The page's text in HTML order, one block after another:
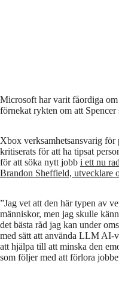
Microsoft har varit fåordiga
förnekat rykten om att
Xbox verksamhetsansvarig för
kritiserats för att ha tipsat
för att söka nytt jobb i ett nu
Brandon Sheffield, utvecklare
”Jag vet att den här typen av
människor, men jag skulle
det bästa råd jag kan under
med sätt att använda LLM
att hjälpa till att minska den
som följer med att förlora